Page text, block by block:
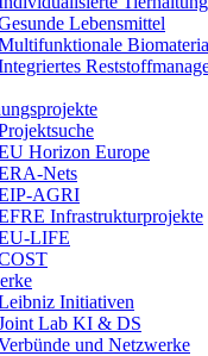
Lebensmittel
Horizon Europe
Nets
AGRI
Infrastrukturprojekte
LIFE
Initiativen
Lab KI & DS
und Netzwerke